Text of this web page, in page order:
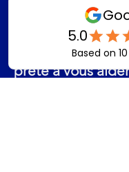
équipe de plus de
véhicules et
disponible sept
prête à vous